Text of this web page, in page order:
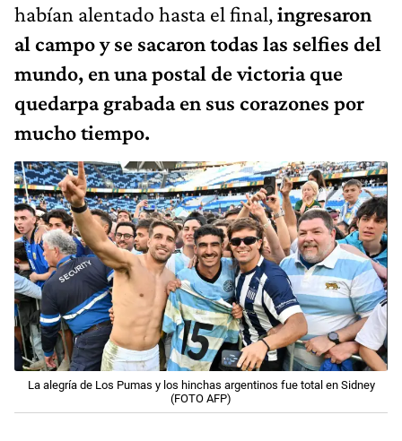
habían alentado hasta el final,ingresaron
al campo y se sacaron todas las selfies del
mundo, en una postal de victoria que
quedarpa grabada en sus corazones por
mucho tiempo.
La alegría de Los Pumas y los hinchas argentinos fue total en Sidney
(FOTO AFP)